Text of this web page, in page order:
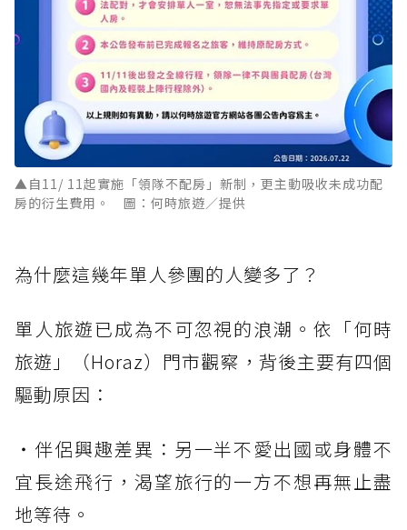
▲自11/ 11起實施「領隊不配房」新制，更主動吸收未成功配
房的衍生費用。 圖：何時旅遊／提供
為什麼這幾年單人參團的人變多了？
單人旅遊已成為不可忽視的浪潮。依「何時
旅遊」（Horaz）門市觀察，背後主要有四個
驅動原因：
・伴侶興趣差異：另一半不愛出國或身體不
宜長途飛行，渴望旅行的一方不想再無止盡
地等待。